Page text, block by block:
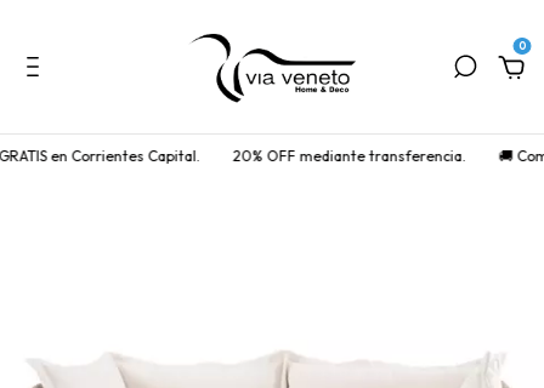
0
en Corrientes Capital. 20% OFF mediante transferencia. 🚚